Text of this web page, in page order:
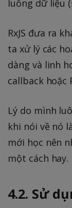
luồng dữ liệu
RxJS đưa ra
ta xử lý các
dàng và linh
callback hoặc
Lý do mình
khi nói về nó
mới học nên
một cách hay.
4.2. Sử